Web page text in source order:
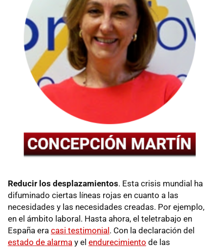
Reducir los desplazamientos. Esta crisis mundial ha
difuminado ciertas líneas rojas en cuanto a las
necesidades y las necesidades creadas. Por ejemplo,
en el ámbito laboral. Hasta ahora, el teletrabajo en
España era casi testimonial . Con la declaración del
estado de alarma y el endurecimiento de las